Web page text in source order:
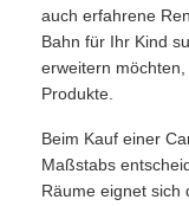
auch erfahrene
Bahn für Ihr Kind
erweitern
Produkte.
Beim Kauf einer
Maßstabs
Räume eignet sich